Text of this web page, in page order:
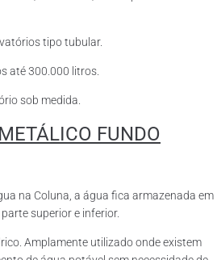
tipo tubular.
até 300.000 litros.
sob medida.
FUNDO
na Coluna, a água fica armazenada em
superior e inferior.
Amplamente utilizado onde existem